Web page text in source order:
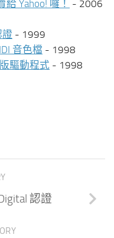
Yahoo! 囉！
- 2006
證 - 1999
音色檔 - 1998
驅動程式 - 1998
認證